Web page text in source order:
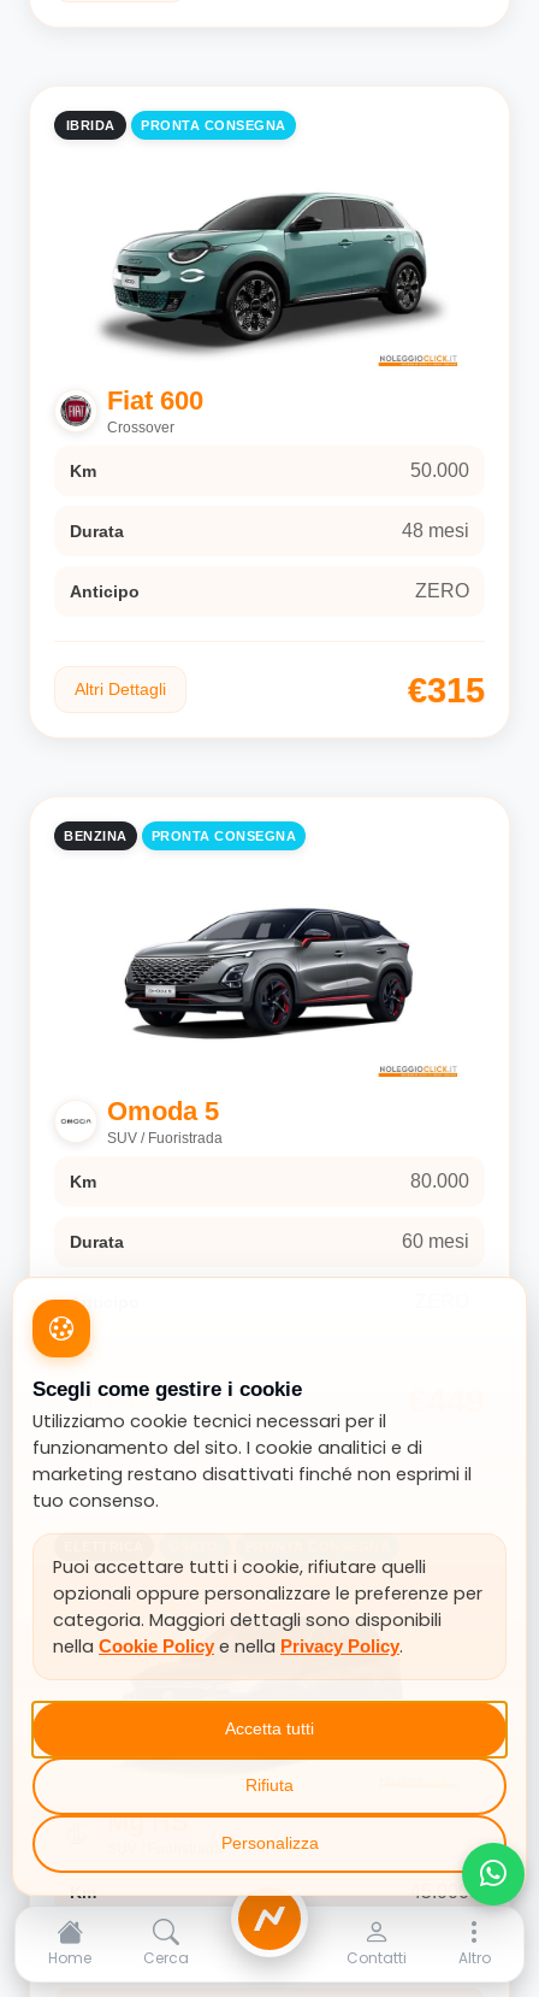
Home Cerca
NoleggioClick
Contatti Altro
IBRIDA PRONTA CONSEGNA
Fiat 600
Crossover
Km 50.000
Durata 48 mesi
Anticipo ZERO
Altri Dettagli €315
BENZINA PRONTA CONSEGNA
Omoda 5
SUV / Fuoristrada
Km 80.000
Durata 60 mesi
Anticipo
Altri Dettagli
Mg HS
Km 45.000
Durata 36 mesi
Scegli come gestire i cookie
Utilizziamo cookie tecnici necessari per il
funzionamento del sito. I cookie analitici e di
marketing restano disattivati finché non esprimi il
tuo consenso.
Puoi accettare tutti i cookie, rifiutare quelli
opzionali oppure personalizzare le preferenze per
categoria. Maggiori dettagli sono disponibili
nella Cookie Policy e nella Privacy Policy.
Accetta tutti
Rifiuta
Personalizza